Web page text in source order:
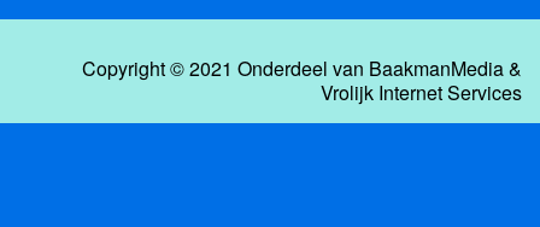
Copyright © 2021 Onderdeel van BaakmanMedia&
Vrolijk Internet Services